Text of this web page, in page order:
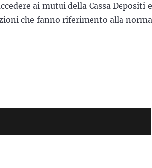
ai mutui della Cassa Depositi e
che fanno riferimento alla norma